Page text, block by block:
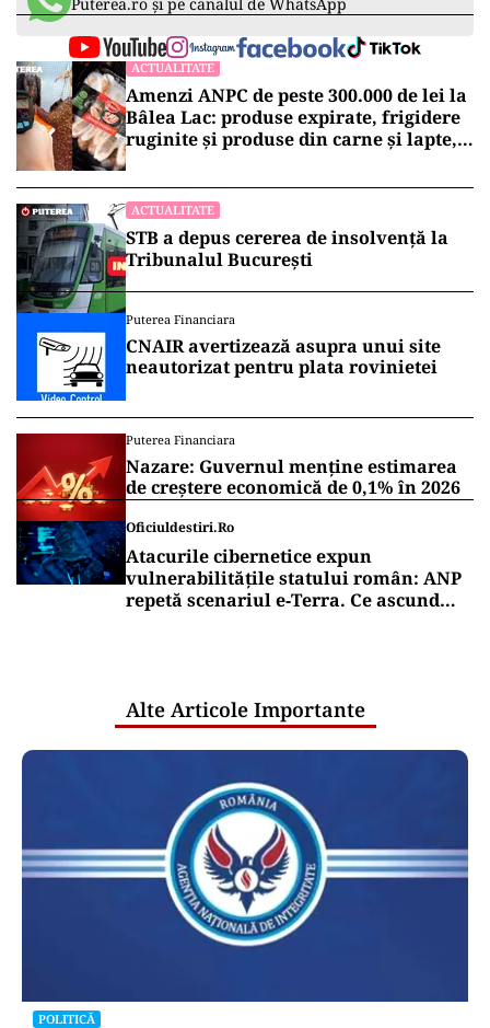
Puterea.ro și pe canalul de WhatsApp
ACTUALITATE
Amenzi ANPC de peste 300.000 de lei la
Bâlea Lac: produse expirate, frigidere
ruginite și produse din carne și lapte,
ACTUALITATE
STB a depus cererea de insolvență la
Tribunalul București
Puterea Financiara
CNAIR avertizează asupra unui site
neautorizat pentru plata rovinietei
Puterea Financiara
Nazare: Guvernul menține estimarea
de creștere economică de 0,1% în 2026
Oficiuldestiri.ro
Atacurile cibernetice expun
vulnerabilitățile statului român: ANP
repetă scenariul e‑Terra. Ce ascund
Alte Articole Importante
POLITICĂ